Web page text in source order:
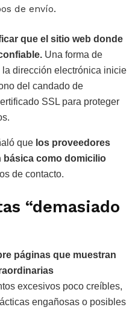
de envío.
que el sitio web donde
Una forma de
dirección electrónica inicie
del candado de
SSL para proteger
que los proveedores
básica como domicilio
de contacto.
“demasiado
páginas que muestran
excesivos poco creíbles,
engañosas o posibles